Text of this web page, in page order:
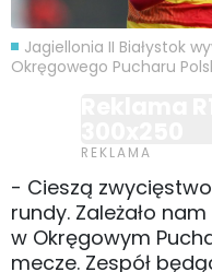
Jagiellonia II Białystok
Okręgowego Pucharu
- Cieszą
rundy. Zależało
w Okręgowym
mecze. Zespół